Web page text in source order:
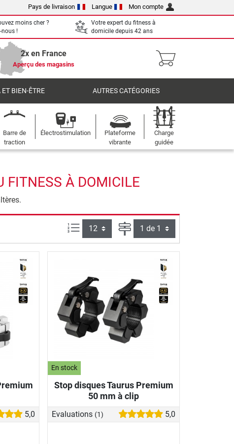
Pays de livraison Langue Mon compte
moins cher ?
nous !
Votre expert du fitness à
domicile depuis 42 ans
2x en France
Aperçu des magasins
BIEN-ÊTRE AUTRES CATÉGORIES
Barre de
traction
Électrostimulation
Plateforme
vibrante
Charge
guidée
FITNESS À DOMICILE
Articles par page :Page
5,0
En stock
Stop disques Taurus Premium
50 mm à clip
Evaluations (1) 5,0